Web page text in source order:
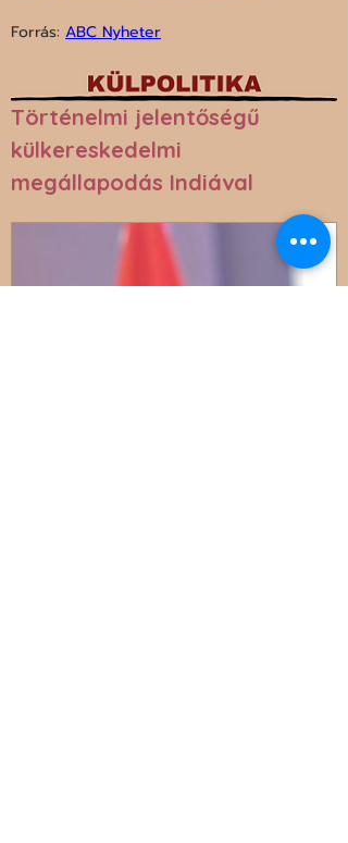
Forrás: ABC Nyheter
Történelmi jelentőségű
külkereskedelmi
megállapodás Indiával